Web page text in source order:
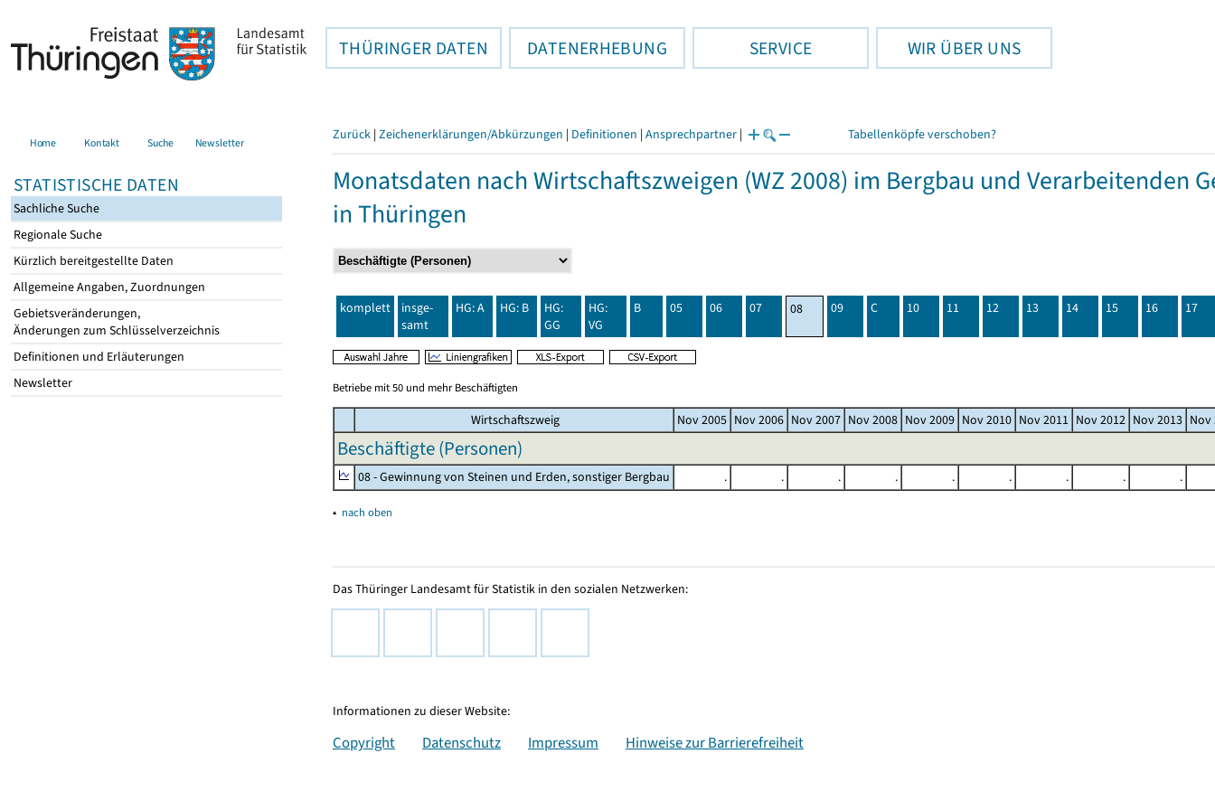
THÜRINGER DATEN DATENERHEBUNG SERVICE WIR ÜBER UNS
Home Kontakt Suche Newsletter
STATISTISCHE DATEN
Sachliche Suche
Regionale Suche
Kürzlich bereitgestellte Daten
Allgemeine Angaben, Zuordnungen
Gebietsveränderungen,
Änderungen zum Schlüsselverzeichnis
Definitionen und Erläuterungen
Newsletter
Zurück | Zeichenerklärungen/Abkürzungen | Definitionen | Ansprechpartner | Tabellenköpfe verschoben?
Monatsdaten nach Wirtschaftszweigen (WZ 2008) im Bergbau und Verarbeitenden
in Thüringen
komplett
insge-
samt
HG: A HG: B
HG:
GG
HG:
VG
B 05 06 07 08 09 C 10 11 12 13 14 15 16 17
Betriebe mit 50 und mehr Beschäftigten
Wirtschaftszweig Nov 2005 Nov 2006 Nov 2007 Nov 2008 Nov 2009 Nov 2010 Nov 2011 Nov 2012 Nov 2013 Nov
Beschäftigte (Personen)
08 - Gewinnung von Steinen und Erden, sonstiger Bergbau . . . . . . . . .
▴ nach oben
Das Thüringer Landesamt für Statistik in den sozialen Netzwerken:
Informationen zu dieser Website:
Copyright Datenschutz Impressum Hinweise zur Barrierefreiheit